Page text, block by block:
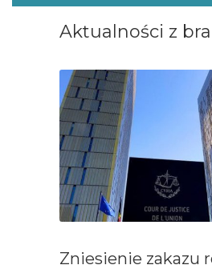
Aktualności z
Zniesienie zakazu